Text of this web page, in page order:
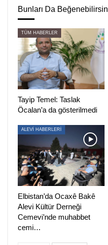
Bunları Da Beğenebilirsin
TÜM HABERLER
Tayip Temel: Taslak
Öcalan’a da gösterilmedi
ALEVİ HABERLERİ
Elbistan’da Ocaxê Bakê
Alevi Kültür Derneği
Cemevi’nde muhabbet
cemi…